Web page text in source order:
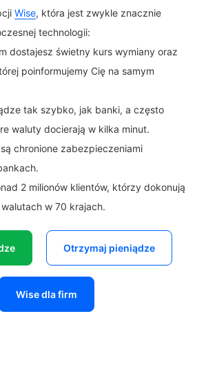
Wise, która jest zwykle znacznie
technologii:
dostajesz świetny kurs wymiany oraz
poinformujemy Cię na samym
tak szybko, jak banki, a często
waluty docierają w kilka minut.
chronione zabezpieczeniami
2 milionów klientów, którzy dokonują
w 70 krajach.
Otrzymaj pieniądze
Wise dla firm